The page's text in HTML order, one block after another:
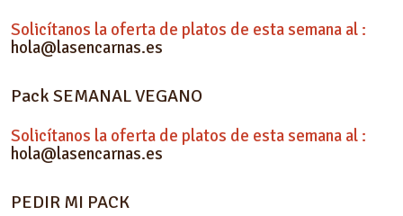
Solicítanos la oferta de platos de esta semana al :
hola@lasencarnas.es
Pack SEMANAL VEGANO
Solicítanos la oferta de platos de esta semana al :
hola@lasencarnas.es
PEDIR MI PACK